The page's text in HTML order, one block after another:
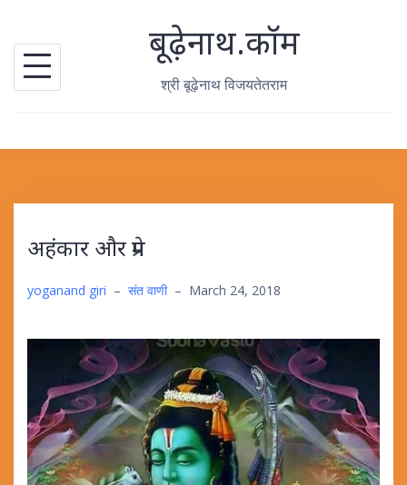
content
बूढ़ेनाथ.कॉम
श्री बूढ़ेनाथ विजयतेतराम
अहंकार और प्रेम
yoganand giri – संत वाणी – March 24, 2018